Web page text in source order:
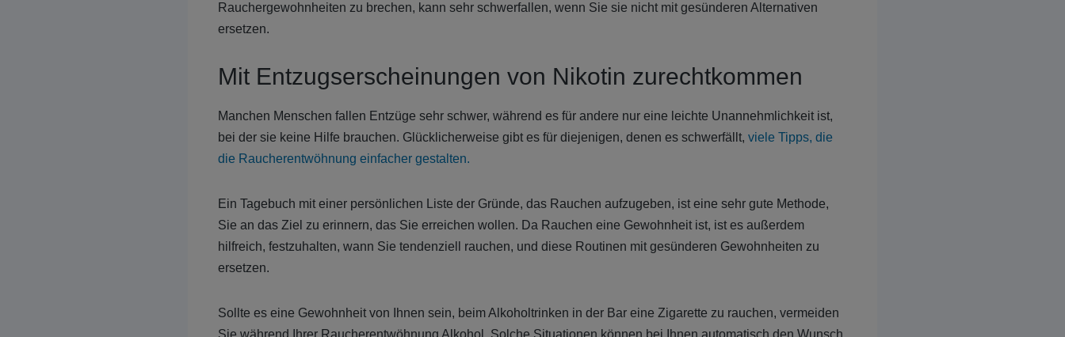
Rauchergewohnheiten zu brechen, kann sehr schwerfallen, wenn Sie sie nicht mit gesünderen Alternativen
ersetzen.
Mit Entzugserscheinungen von Nikotin zurechtkommen
Manchen Menschen fallen Entzüge sehr schwer, während es für andere nur eine leichte Unannehmlichkeit ist,
bei der sie keine Hilfe brauchen. Glücklicherweise gibt es für diejenigen, denen es schwerfällt, viele Tipps, die
die Raucherentwöhnung einfacher gestalten.
Ein Tagebuch mit einer persönlichen Liste der Gründe, das Rauchen aufzugeben, ist eine sehr gute Methode,
Sie an das Ziel zu erinnern, das Sie erreichen wollen. Da Rauchen eine Gewohnheit ist, ist es außerdem
hilfreich, festzuhalten, wann Sie tendenziell rauchen, und diese Routinen mit gesünderen Gewohnheiten zu
ersetzen.
Sollte es eine Gewohnheit von Ihnen sein, beim Alkoholtrinken in der Bar eine Zigarette zu rauchen, vermeiden
Sie während Ihrer Raucherentwöhnung Alkohol. Solche Situationen können bei Ihnen automatisch den Wunsch